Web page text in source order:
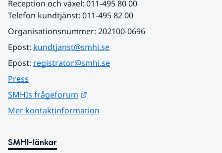
Reception och växel: 011-495 80 00
Telefon kundtjänst: 011-495 82 00
Organisationsnummer: 202100-0696
Epost: kundtjanst@smhi.se
Epost: registrator@smhi.se
Press
SMHIs frågeforum
Mer kontaktinformation
SMHI-länkar